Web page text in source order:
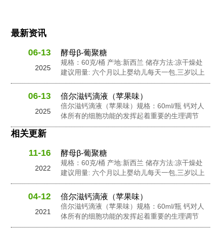
最新资讯
06-13
2025
酵母β-葡聚糖
规格：60克/桶 产地:新西兰 储存方法:凉干燥处
建议用量: 六个月以上婴幼儿每天一包,三岁以上
幼儿每天2包,孕妇及成人每天3包 配料: 抗性糊
精，食用非活性酵母粉，岩藻多糖，水苏糖，酵
母 β-葡聚糖，针叶樱桃粉，黄金奇异果粉，接骨
木莓粉，N-乙酰神经氨酸...
06-13
2025
倍尔滋钙滴液（苹果味）
倍尔滋钙滴液（苹果味）规格：60ml/瓶 钙对人
体所有的细胞功能的发挥起着重要的生理调节
作。钙在人体内含量的不足会影响人体的生长发
促进心脏肌肉功能，并激活一些消化酶的活性。
钙是人体中一个必要的营养成份之一。...
相关更新
11-16
2022
酵母β-葡聚糖
规格：60克/桶 产地:新西兰 储存方法:凉干燥处
建议用量: 六个月以上婴幼儿每天一包,三岁以上
幼儿每天2包,孕妇及成人每天3包 配料: 抗性糊
精，食用非活性酵母粉，岩藻多糖，水苏糖，酵
母 β-葡聚糖，针叶樱桃粉，黄金奇异果粉，接骨
木莓粉，N-乙酰神经氨酸...
04-12
2021
倍尔滋钙滴液（苹果味）
倍尔滋钙滴液（苹果味）规格：60ml/瓶 钙对人
体所有的细胞功能的发挥起着重要的生理调节
作。钙在人体内含量的不足会影响人体的生长发